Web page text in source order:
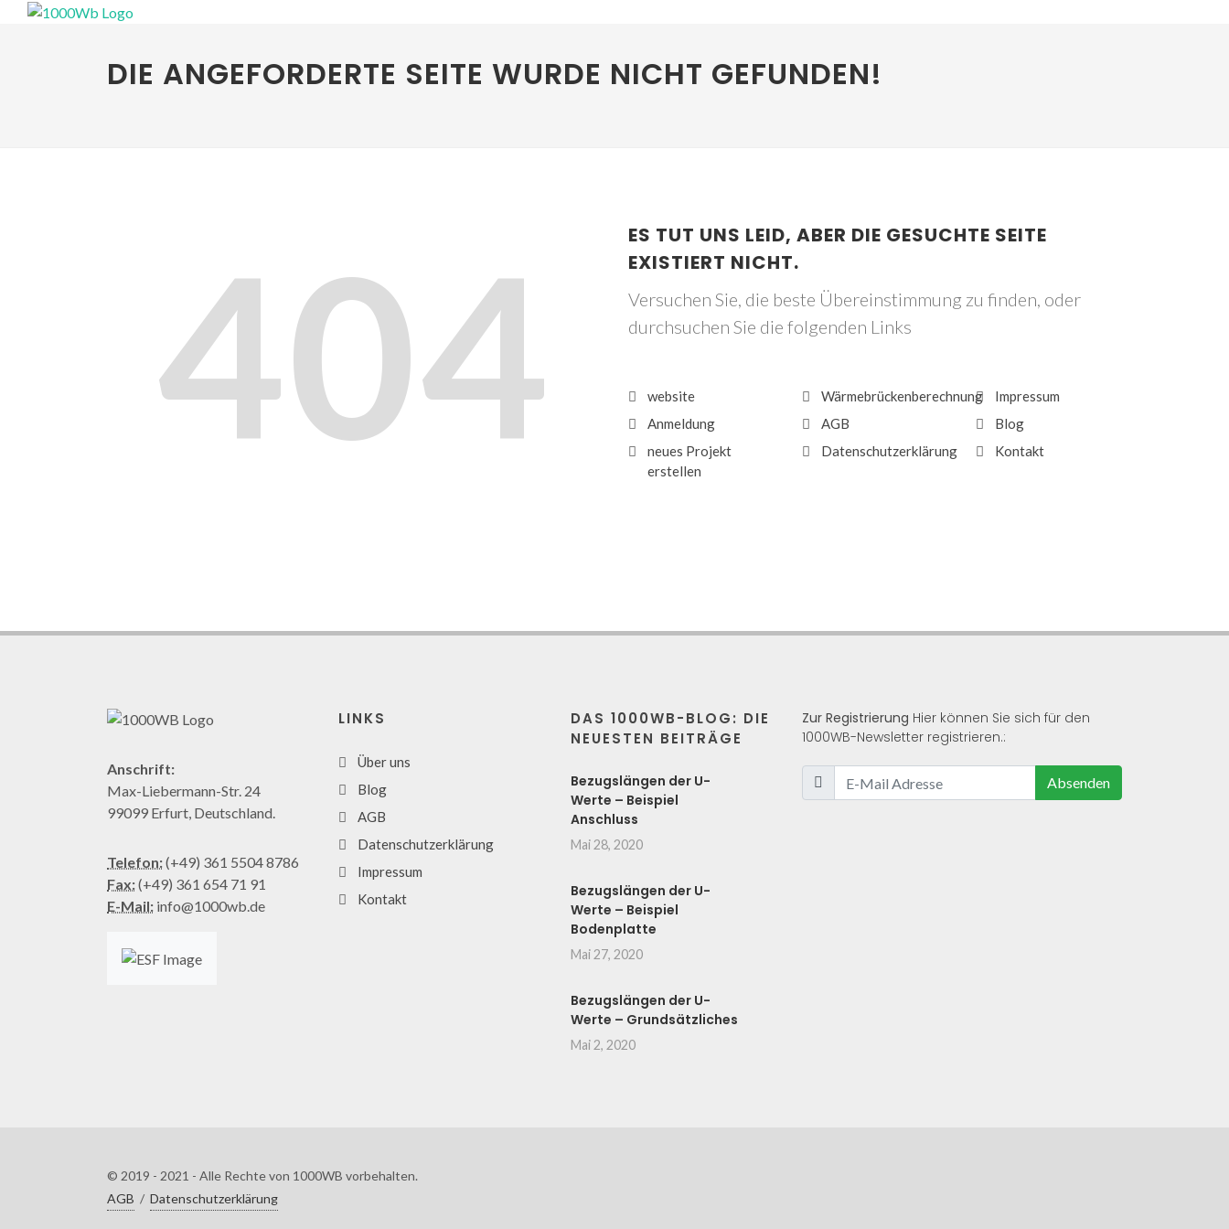
DIE ANGEFORDERTE SEITE WURDE NICHT GEFUNDEN!
404
ES TUT UNS LEID, ABER DIE GESUCHTE SEITE
EXISTIERT NICHT.
Versuchen Sie, die beste Übereinstimmung zu finden, oder
durchsuchen Sie die folgenden Links
website
Anmeldung
neues Projekt
erstellen
Wärmebrückenberechnung
AGB
Datenschutzerklärung
Impressum
Blog
Kontakt
Anschrift:
Max-Liebermann-Str. 24
99099 Erfurt, Deutschland.
Telefon:(+49) 361 5504 8786
Fax:(+49) 361 654 71 91
E-Mail: info@1000wb.de
LINKS
Über uns
Blog
AGB
Datenschutzerklärung
Impressum
Kontakt
DAS 1000WB-BLOG: DIE
NEUESTEN BEITRÄGE
Bezugslängen der U-
Werte – Beispiel
Anschluss
Mai 28, 2020
Bezugslängen der U-
Werte – Beispiel
Bodenplatte
Mai 27, 2020
Bezugslängen der U-
Werte – Grundsätzliches
Mai 2, 2020
Zur Registrierung Hier können Sie sich für den
1000WB-Newsletter registrieren.:
Absenden
© 2019 - 2021 - Alle Rechte von 1000WB vorbehalten.
AGB / Datenschutzerklärung